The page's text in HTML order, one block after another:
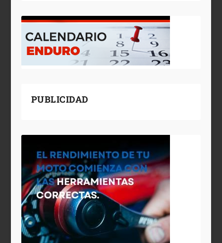
PUBLICIDAD